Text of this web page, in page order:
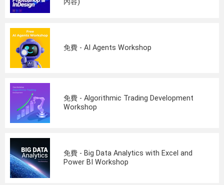
內容)
免費 - AI Agents Workshop
免費 - Algorithmic Trading Development
Workshop
免費 - Big Data Analytics with Excel and
Power BI Workshop